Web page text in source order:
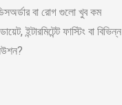
বা রোগ গুলো খুব কম
ইন্টারমিটেন্ট ফাস্টিং বা বিভিন্ন